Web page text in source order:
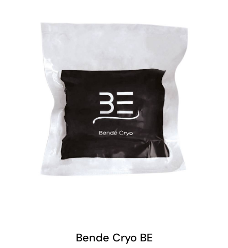
Bende Cryo BE